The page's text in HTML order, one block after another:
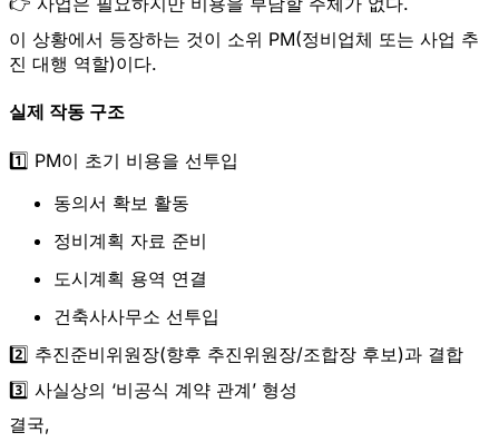
이 상황에서 등장하는 것이 소위 PM(정비업체 또는 사업 추
진 대행 역할)이다.
실제 작동 구조
1️⃣ PM이 초기 비용을 선투입
동의서 확보 활동
정비계획 자료 준비
도시계획 용역 연결
건축사사무소 선투입
2️⃣ 추진준비위원장(향후 추진위원장/조합장 후보)과 결합
3️⃣ 사실상의 ‘비공식 계약 관계’ 형성
결국,